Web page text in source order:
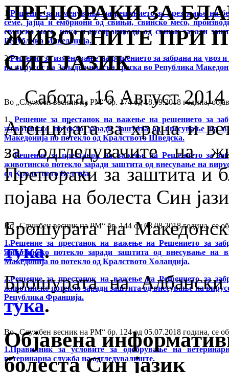
1. Решение за изменување на решението за преземање на
семе, јајца и ембриони од свињи, свинско месо,
свинско месо, како и нуспроизводи од свињи заради
Република Македонија.
2.Решение за изменување на решението за забрана на
на вирусот на Западно нилска треска во Република
Во „Службен весник на РМ“ бр. 174 од 18.09.2018 година,
1. Решение за престанок на важење на решението за
животинско потекло заради заштита од внесување на
Македонија по потекло од Кралството Шведска.
2. Решение за престанок на важење на Решението за
животинско потекло заради заштита од внесување на
од Кралството Белгија.
Во „Службен весник на РМ“ бр. 144 од 03.08.2018 година, се
1.Решение за престанок на важење на Решението за
животинско потекло заради заштита од внесување на
Македонија по потекло од Кралството Холандија.
2.Решение за престанок на важење на Решението за
животинско потекло заради заштита од внесување на
Република Франција.
Во „Службен весник на РМ“ бр. 124 од 05.07.2018 година, се
1.Правилник за условите за одобрување на
ветеринарна служба на одгледувалиште.
ПРЕПОРАКИ ЗА
ЖИВОТНИТЕ ПРИ
СИН ЈАЗИК
Сабота, 16 Август
Агенцијата за храна и
за одгледувачите на
Препораки за заштита и
појава на болеста Син
Брошурата на
тука.
Брошурата на
тука.
Објавена
болеста Син јазик